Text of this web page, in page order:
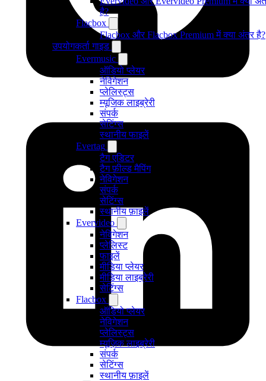
है?
Flacbox
Flacbox और Flacbox Premium में क्या अंतर है?
उपयोगकर्ता गाइड
Evermusic
ऑडियो प्लेयर
नेविगेशन
प्लेलिस्ट्स
म्यूजिक लाइब्रेरी
संपर्क
सेटिंग्स
स्थानीय फाइलें
Evertag
टैग एडिटर
टैग फ़ील्ड मैपिंग
नेविगेशन
संपर्क
सेटिंग्स
स्थानीय फ़ाइलें
Evervideo
नेविगेशन
प्लेलिस्ट
फाइलें
मीडिया प्लेयर
मीडिया लाइब्रेरी
सेटिंग्स
Flacbox
ऑडियो प्लेयर
नेविगेशन
प्लेलिस्ट्स
म्यूज़िक लाइब्रेरी
संपर्क
सेटिंग्स
स्थानीय फ़ाइलें